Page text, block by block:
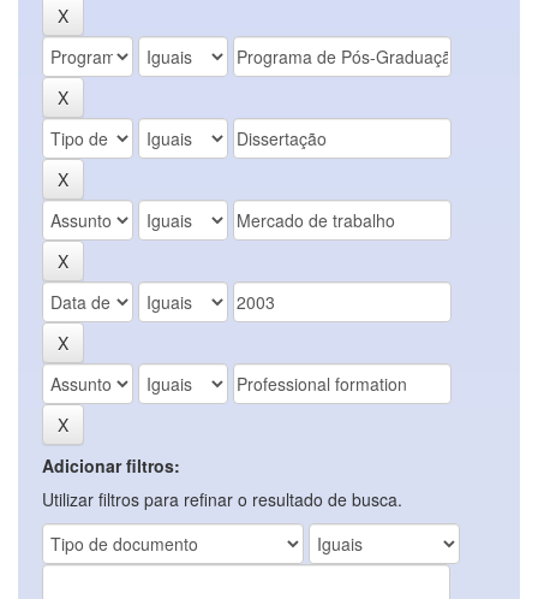
Adicionar filtros:
Utilizar filtros para refinar o resultado de busca.